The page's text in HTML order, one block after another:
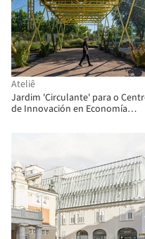
Ateliê
Jardim 'Circulante' para o
de Innovación en Economía